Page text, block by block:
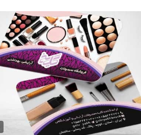
فایل PSD کارت ویزیت آرایشی
79,000 تومان